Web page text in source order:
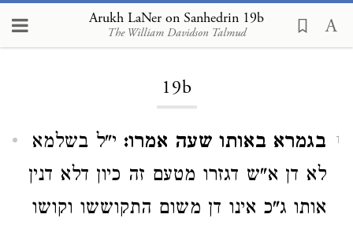
Arukh LaNer on Sanhedrin 19b
The William Davidson Talmud
Loading...
19b
1 בגמרא באותו שעה אמרו: י"ל בשלמא
לא דן א"ש דגזרו מטעם זה כיון דלא דנין
אותו ג"כ אינו דן משום התקוששו וקושו